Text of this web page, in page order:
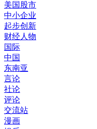
美国股市
中小企业
起步创新
财经人物
国际
中国
东南亚
言论
社论
评论
交流站
漫画